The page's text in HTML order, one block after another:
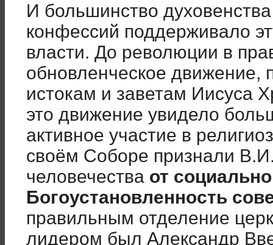
И большинство
конфессий поддерживало
власти. До революции в
обновленческое движение,
истокам и заветам Иисуса
это движение увидело
активное участие в
своём Соборе признали
человечества от
Богоустановленность
правильным отделение
лидером был Александр